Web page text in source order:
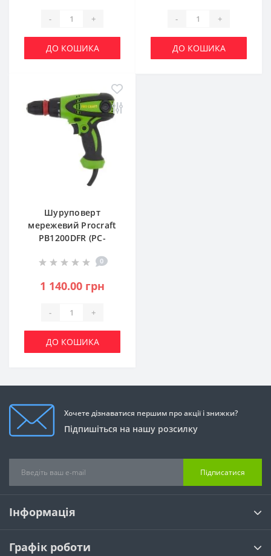
- +
ДО КОШИКА
- +
ДО КОШИКА
Шуруповерт
мережевий Procraft
PB1200DFR (PC-
0
1 140.00 грн
- +
ДО КОШИКА
Хочете дізнаватися першим про акції і знижки?
Підпишіться на нашу розсилку
Підписатися
Інформація
Графік роботи